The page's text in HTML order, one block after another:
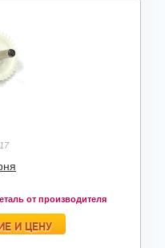
от производителя
И ЦЕНУ